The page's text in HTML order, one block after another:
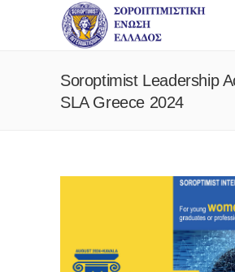
Soroptimist Leadership
SLA Greece 2024